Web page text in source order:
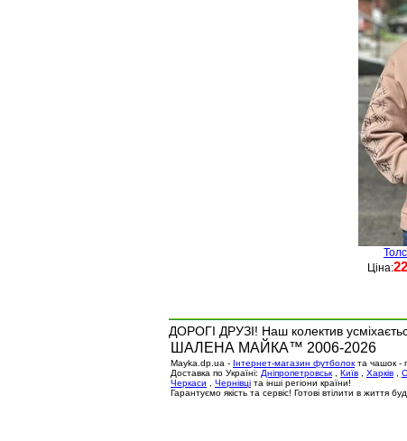
Ціна:
ДОРОГІ ДРУЗІ! Наш колектив
ШАЛЕНА МАЙКА™ 2006-2026
Mayka.dp.ua - Інтернет-магазин футболок та чашок -
Доставка по Україні: Дніпропетровськ Київ Харків
Черкаси
Чернівці та інші регіони країни!
Гарантуємо якість та сервіс! Готові втілити в